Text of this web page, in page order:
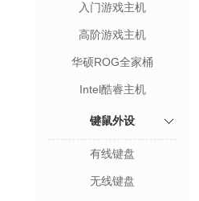
入门游戏主机
高阶游戏主机
华硕ROG全家桶
Intel酷睿主机
键鼠外设
有线键盘
无线键盘